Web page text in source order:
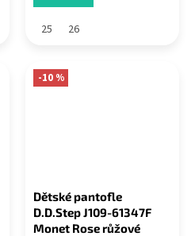
25 26
-10 %
Dětské pantofle
D.D.Step J109-61347F
Monet Rose růžové